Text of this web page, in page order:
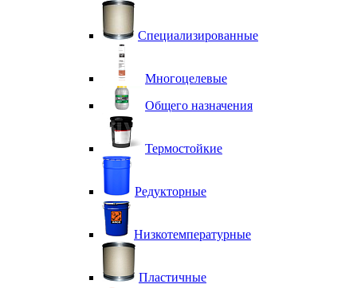
Специализированные
Многоцелевые
Общего назначения
Термостойкие
Редукторные
Низкотемпературные
Пластичные